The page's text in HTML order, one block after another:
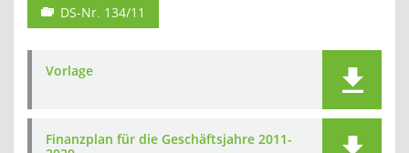
DS-Nr. 134/11
Vorlage
Finanzplan für die Geschäftsjahre 2011-